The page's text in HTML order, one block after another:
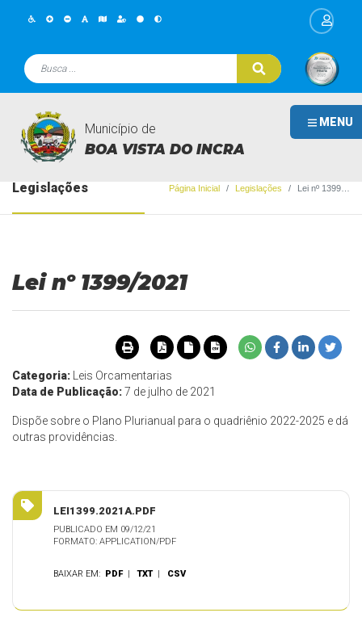
MENU
Município de
BOA VISTA DO INCRA
Legislações Página Inicial Legislações Lei nº 1399/2021
Lei nº 1399/2021
Categoria:
Leis Orcamentarias
Data de Publicação:7 de julho de 2021
Dispõe sobre o Plano Plurianual para o quadriênio 2022-2025 e dá
outras providências.
LEI1399.2021A.PDF
PUBLICADO EM 09/12/21
FORMATO: APPLICATION/PDF
BAIXAR EM: PDF |TXT | CSV